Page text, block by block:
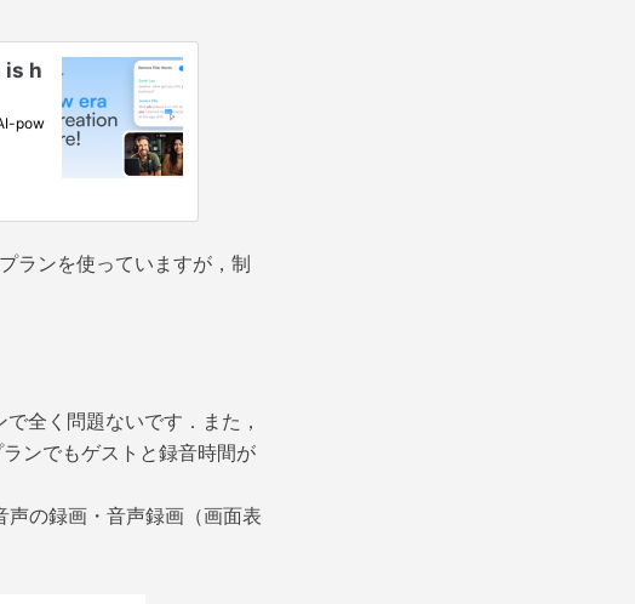
ランを使っていますが，制
全く問題ないです．また，
ンでもゲストと録音時間が
の録画・音声録画（画面表